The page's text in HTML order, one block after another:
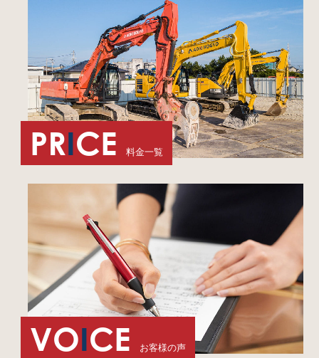
PRICE 料金一覧
VOICE お客様の声